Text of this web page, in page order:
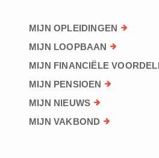
MIJN OPLEIDINGEN
MIJN LOOPBAAN
MIJN FINANCIËLE
MIJN PENSIOEN
MIJN NIEUWS
MIJN VAKBOND